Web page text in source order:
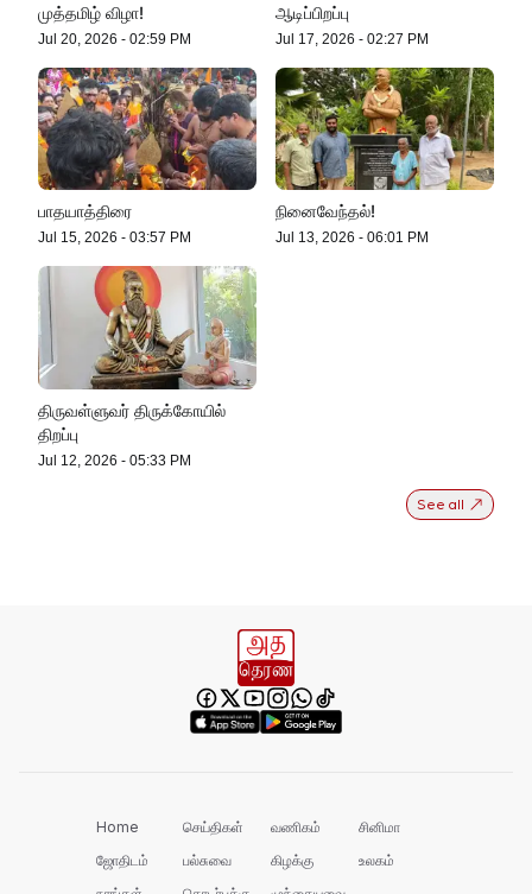
முத்தமிழ் விழா!
Jul 20, 2026 - 02:59 PM
ஆடிப்பிறப்பு
Jul 17, 2026 - 02:27 PM
பாதயாத்திரை
Jul 15, 2026 - 03:57 PM
நினைவேந்தல்!
Jul 13, 2026 - 06:01 PM
திருவள்ளுவர் திருக்கோயில்
திறப்பு
Jul 12, 2026 - 05:33 PM
See all
Home செய்திகள் வணிகம்
சினிமா
ஜோதிடம்
பல்சுவை கிழக்கு
உலகம்